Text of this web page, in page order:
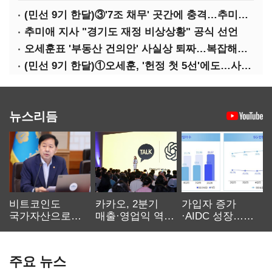
(민선 9기 한달)③'7조 채무' 곳간에 충격…추미애, 20년만에 '비상재정' 선언 승부수
추미애 지사 "경기도 재정 비상상황" 공식 선언
오세훈표 '부동산 건의안' 사실상 퇴짜…복잡해진 '재개발 31만호' 셈법
(민선 9기 한달)①오세훈, '헌정 첫 5선'에도…사법리스크·여소야대에 발목
뉴스리듬
비트코인도
국가자산으로…'
카카오, 2분기
매출·영업익 역대
가입자 증가
·AIDC 성장…
주요 뉴스